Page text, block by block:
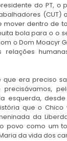
do PT, o
(CUT)
mover dentro de
bola para o o
o Dom Moacyr
relações
que era preciso
esquerda,
que o Chico
da
povo como um
da vida dos